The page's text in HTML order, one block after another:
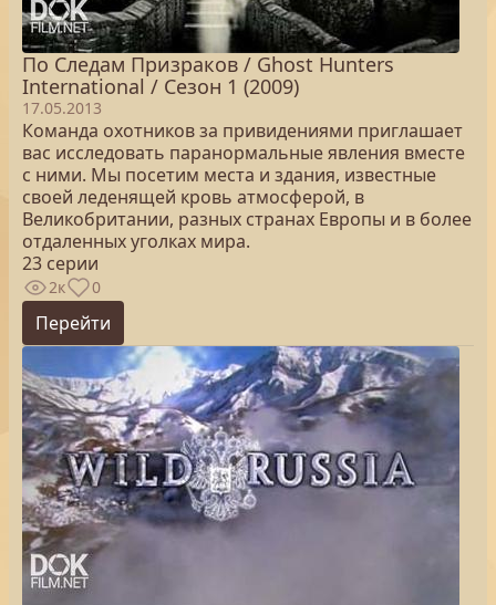
По Следам Призраков / Ghost Hunters
International / Сезон 1 (2009)
17.05.2013
Команда охотников за привидениями приглашает
вас исследовать паранормальные явления вместе
с ними. Мы посетим места и здания, известные
своей леденящей кровь атмосферой, в
Великобритании, разных странах Европы и в более
отдаленных уголках мира.
23 серии
2к 0
Перейти